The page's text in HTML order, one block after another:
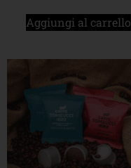
Aggiungi al carrello